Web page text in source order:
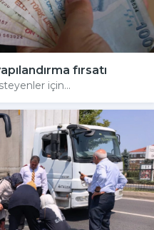
fırsatı
için...